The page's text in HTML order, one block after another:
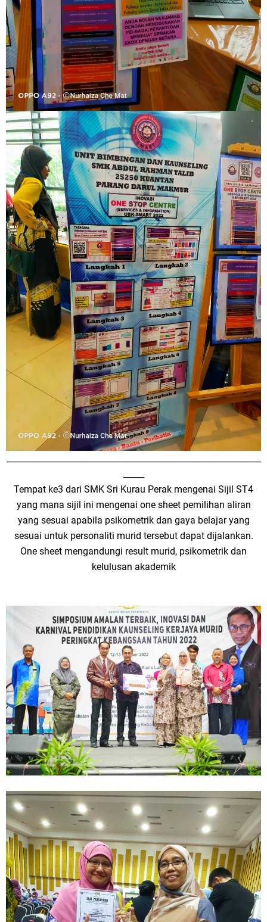
Tempat ke3 dari SMK Sri Kurau Perak mengenai Sijil ST4
yang mana sijil ini mengenai one sheet pemilihan aliran
yang sesuai apabila psikometrik dan gaya belajar yang
sesuai untuk personaliti murid tersebut dapat dijalankan.
One sheet mengandungi result murid, psikometrik dan
kelulusan akademik